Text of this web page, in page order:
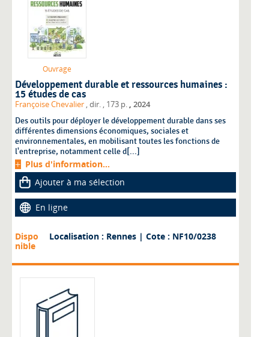
Ouvrage
Développement durable et ressources humaines :
15 études de cas
Françoise Chevalier , dir. , 173 p. , 2024
Des outils pour déployer le développement durable dans ses
différentes dimensions économiques, sociales et
environnementales, en mobilisant toutes les fonctions de
l'entreprise, notamment celle d[...]
Plus d'information...
Ajouter à ma sélection
En ligne
Dispo
nible
Localisation : Rennes | Cote : NF10/0238